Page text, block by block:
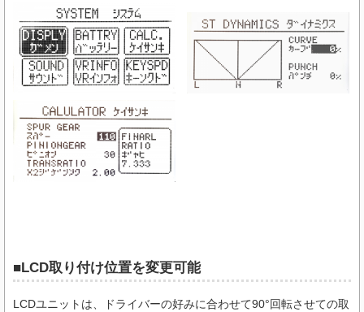
■LCD取り付け位置を変更可能
LCDユニットは、ドライバーの好みに合わせて90°回転させての取